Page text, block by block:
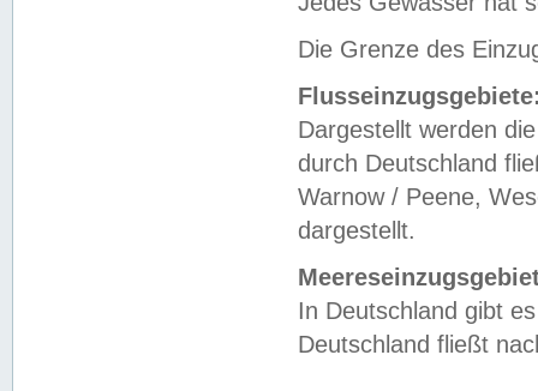
Die Grenze des
Dargestellt werden
durch Deutschland
Warnow / Peene,
dargestellt.
In Deutschland gibt
Deutschland fließt